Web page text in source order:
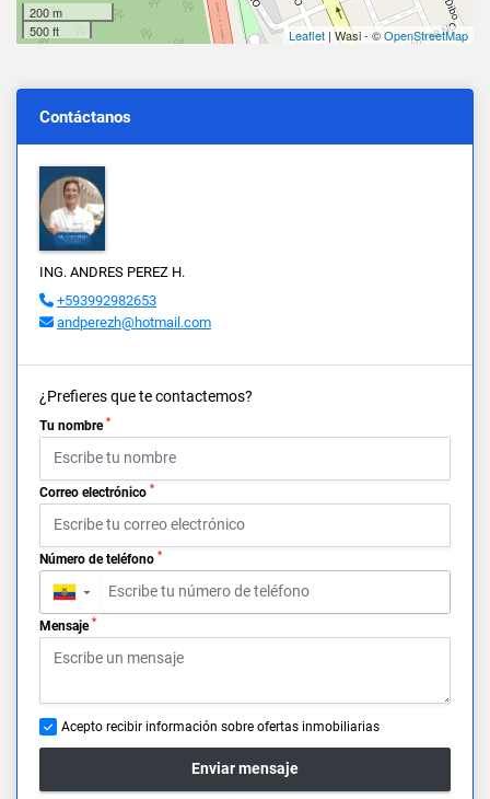
200 m
500 ft
Leaflet | Wasi - ©OpenStreetMap
Contáctanos
ING. ANDRES PEREZ H.
+593992982653
andperezh@hotmail.com
¿Prefieres que te contactemos?
Tu nombre *
Correo electrónico *
Número de teléfono *
▼
Mensaje *
Acepto recibir información sobre ofertas inmobiliarias
Enviar mensaje